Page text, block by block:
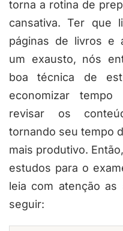
torna a rotina de
cansativa. Ter que
páginas de livros e
um exausto, nós
boa técnica de
economizar
revisar os
tornando seu tempo
mais produtivo.
estudos para o
leia com atenção
seguir: